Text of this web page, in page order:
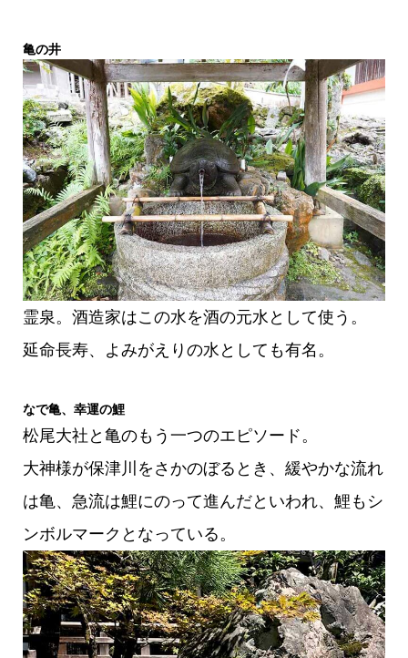
亀の井
霊泉。酒造家はこの水を酒の元水として使う。
延命長寿、よみがえりの水としても有名。
なで亀、幸運の鯉
松尾大社と亀のもう一つのエピソード。
大神様が保津川をさかのぼるとき、緩やかな流れ
は亀、急流は鯉にのって進んだといわれ、鯉もシ
ンボルマークとなっている。